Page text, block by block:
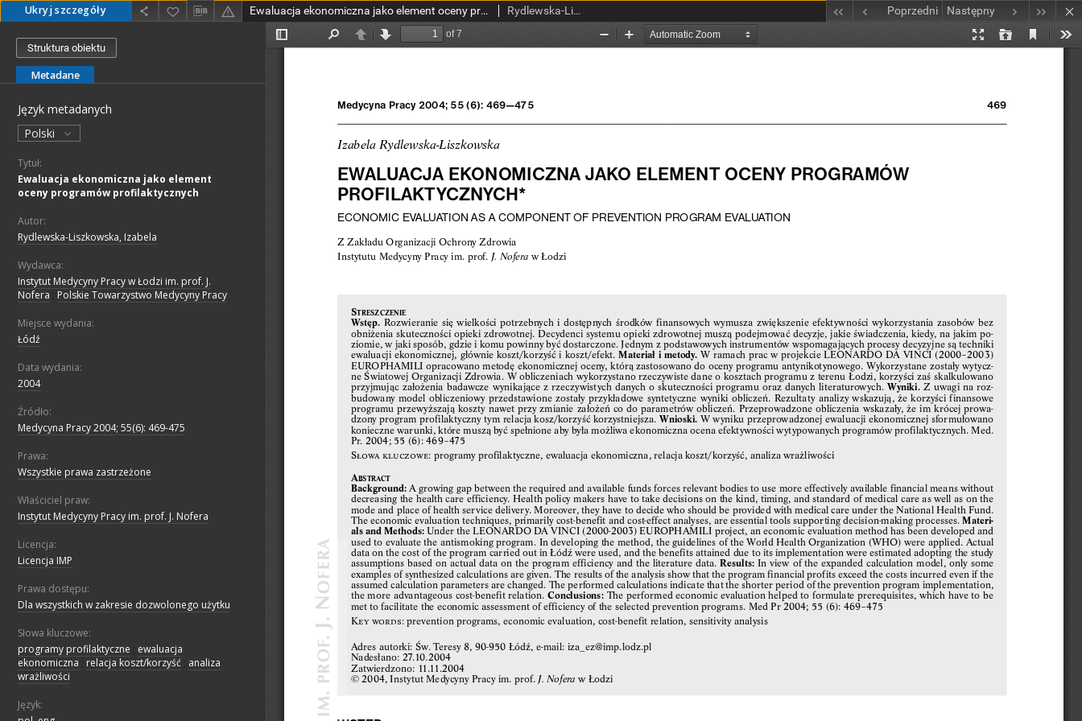
Ukryj szczegóły Ewaluacja ekonomiczna jako element oceny programów profilaktycznych Rydlewska-Liszkowska, Izabela Poprzedni Następny
Struktura obiektu
Metadane
Język metadanych
Polski
Tytuł:
Ewaluacja ekonomiczna jako element
oceny programów profilaktycznych
Autor:
Rydlewska-Liszkowska, Izabela
Wydawca:
Instytut Medycyny Pracy w Łodzi im. prof. J.
Nofera
Polskie Towarzystwo Medycyny Pracy
Miejsce wydania:
Łódź
Data wydania:
2004
Źródło:
Medycyna Pracy 2004; 55(6): 469-475
Prawa:
Wszystkie prawa zastrzeżone
Właściciel praw:
Instytut Medycyny Pracy im. prof. J. Nofera
Licencja:
Licencja IMP
Prawa dostępu:
Dla wszystkich w zakresie dozwolonego użytku
Słowa kluczowe:
programy profilaktyczne
ewaluacja
ekonomiczna
relacja koszt/korzyść analiza
wrażliwości
Język: